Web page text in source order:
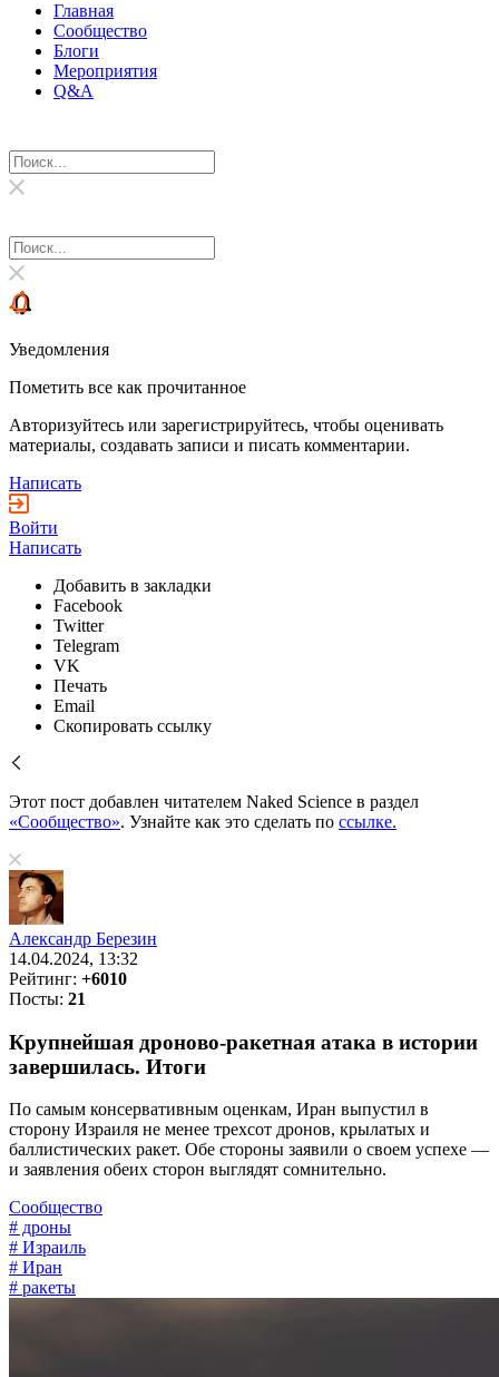
Главная
Сообщество
Блоги
Мероприятия
Q&A
Уведомления
Пометить все как прочитанное
Авторизуйтесь или зарегистрируйтесь, чтобы оценивать
материалы, создавать записи и писать комментарии.
Написать
Войти
Написать
Добавить в закладки
Facebook
Twitter
Telegram
VK
Печать
Email
Скопировать ссылку
Этот пост добавлен читателем Naked Science в раздел
«Сообщество». Узнайте как это сделать по ссылке.
Александр Березин
14.04.2024, 13:32
Рейтинг: +6010
Посты: 21
Крупнейшая дроново-ракетная атака в истории
завершилась. Итоги
По самым консервативным оценкам, Иран выпустил в
сторону Израиля не менее трехсот дронов, крылатых и
баллистических ракет. Обе стороны заявили о своем успехе —
и заявления обеих сторон выглядят сомнительно.
Сообщество
# дроны
# Израиль
# Иран
# ракеты